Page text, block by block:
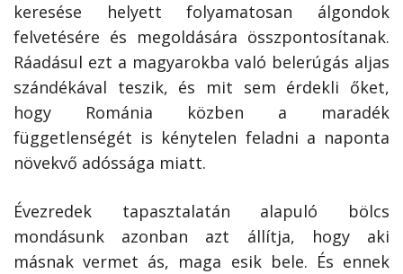
keresése helyett folyamatosan álgondok
felvetésére és megoldására összpontosítanak.
Ráadásul ezt a magyarokba való belerúgás aljas
szándékával teszik, és mit sem érdekli őket,
hogy Románia közben a maradék
függetlenségét is kénytelen feladni a naponta
növekvő adóssága miatt.
Évezredek tapasztalatán alapuló bölcs
mondásunk azonban azt állítja, hogy aki
másnak vermet ás, maga esik bele. És ennek